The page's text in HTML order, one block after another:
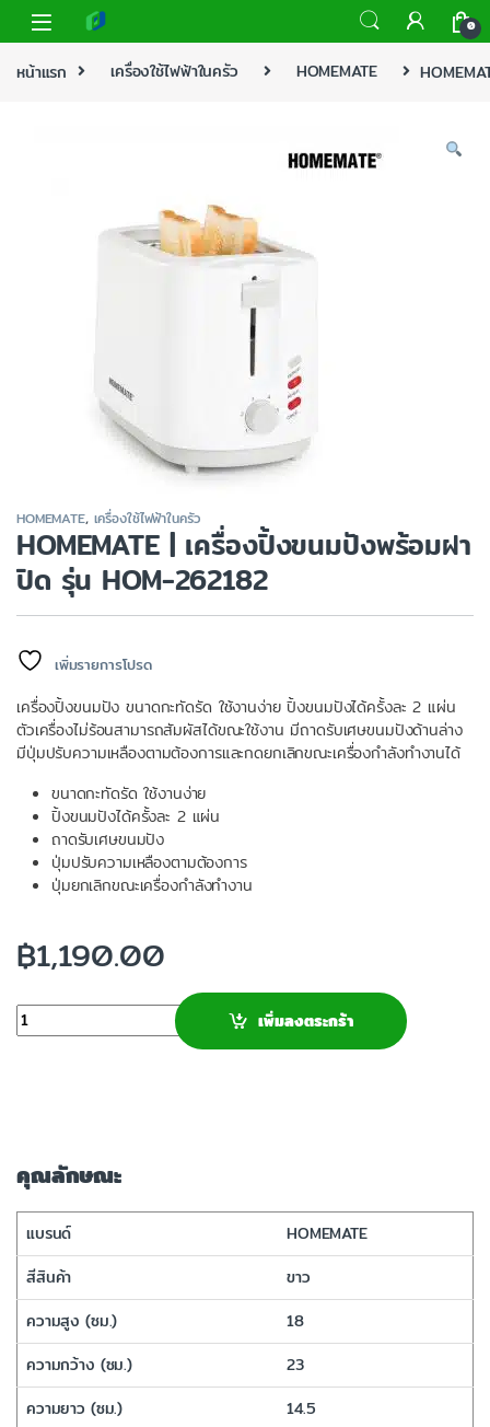
0
หน้าแรก เครื่องใช้ไฟฟ้าในครัว HOMEMATE
HOMEMATE, เครื่องใช้ไฟฟ้าในครัว
HOMEMATE | เครื่องปิ้งขนมปังพร้อมฝา
ปิด รุ่น HOM-262182
เพิ่มรายการโปรด
เครื่องปิ้งขนมปัง ขนาดกะทัดรัด ใช้งานง่าย ปิ้งขนมปังได้ครั้งละ 2 แผ่น
ตัวเครื่องไม่ร้อนสามารถสัมผัสได้ขณะใช้งาน มีถาดรับเศษขนมปังด้านล่าง
มีปุ่มปรับความเหลืองตามต้องการและกดยกเลิกขณะเครื่องกำลังทำงานได้
ขนาดกะทัดรัด ใช้งานง่าย
ปิ้งขนมปังได้ครั้งละ 2 แผ่น
ถาดรับเศษขนมปัง
ปุ่มปรับความเหลืองตามต้องการ
ปุ่มยกเลิกขณะเครื่องกำลังทำงาน
฿1,190.00
จำนวน เพิ่มลงตระกร้า
คุณลักษณะ
แบรนด์
HOMEMATE
สีสินค้า
ขาว
ความสูง (ซม.)
18
ความกว้าง (ซม.)
23
ความยาว (ซม.)
14.5